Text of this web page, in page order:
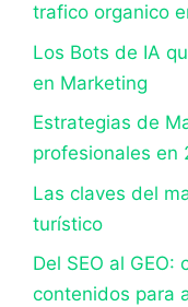
trafico organico
Los Bots de IA
en Marketing
Estrategias de
profesionales en
Las claves del
turístico
Del SEO al
contenidos para